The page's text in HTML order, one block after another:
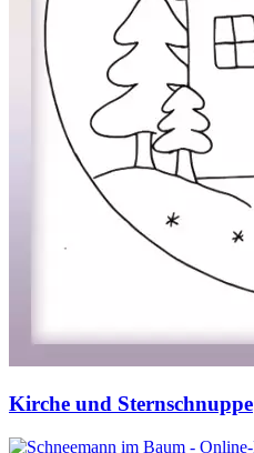
Kirche und Sternschnuppe